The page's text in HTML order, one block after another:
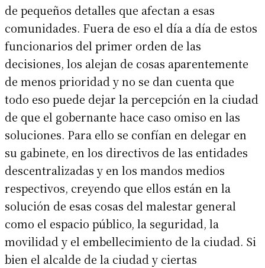
de pequeños detalles que afectan a esas
comunidades. Fuera de eso el día a día de estos
funcionarios del primer orden de las
decisiones, los alejan de cosas aparentemente
de menos prioridad y no se dan cuenta que
todo eso puede dejar la percepción en la ciudad
de que el gobernante hace caso omiso en las
soluciones. Para ello se confían en delegar en
su gabinete, en los directivos de las entidades
descentralizadas y en los mandos medios
respectivos, creyendo que ellos están en la
solución de esas cosas del malestar general
como el espacio público, la seguridad, la
movilidad y el embellecimiento de la ciudad. Si
bien el alcalde de la ciudad y ciertas